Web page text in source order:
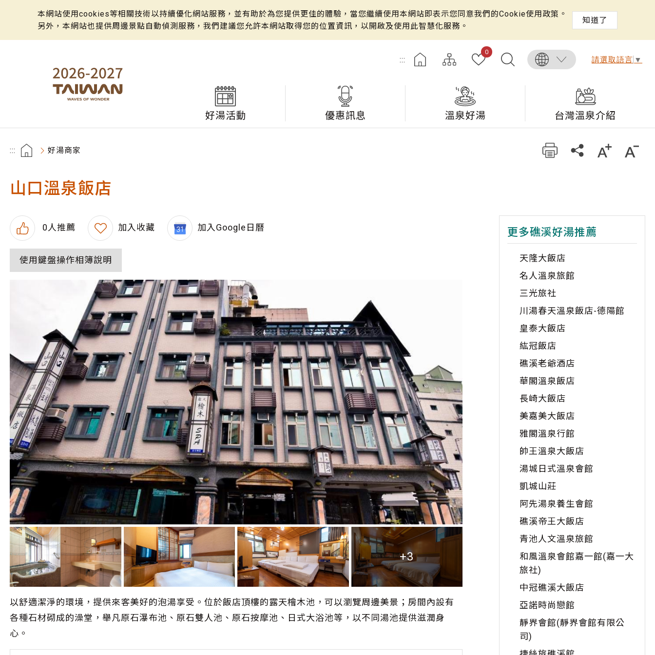
本網站使用cookies等相關技術以持續優化網站服務，並有助於為您提供更佳的體驗，當您繼續使用本網站即表示您同意我們的Cookie使用政策。
另外，本網站也提供周邊景點自動偵測服務，我們建議您允許本網站取得您的位置資訊，以開啟及使用此智慧化服務。
知道了
:::
0
請選取語言 ▼
好湯活動 優惠訊息 溫泉好湯 台灣溫泉介紹
::: 好湯商家
山口溫泉飯店
0 人推薦 加入收藏 加入Google日曆
使用鍵盤操作相簿說明
+3
以舒適潔淨的環境，提供來客美好的泡湯享受。位於飯店頂樓的露天檜木池，可以瀏覽周邊美景；房間內設有
各種石材砌成的澡堂，舉凡原石瀑布池、原石雙人池、原石按摩池、日式大浴池等，以不同湯池提供滋潤身
心。
更多礁溪好湯推薦
天隆大飯店
名人溫泉旅館
三光旅社
川湯春天溫泉飯店-德陽館
皇泰大飯店
紘冠飯店
礁溪老爺酒店
華閣溫泉飯店
長崎大飯店
美嘉美大飯店
雅閣溫泉行館
帥王溫泉大飯店
湯城日式溫泉會館
凱城山莊
阿先湯泉養生會館
礁溪帝王大飯店
青池人文溫泉旅館
和風溫泉會館嘉一館(嘉一大
旅社)
中冠礁溪大飯店
亞諾時尚戀館
靜界會館(靜界會館有限公
司)